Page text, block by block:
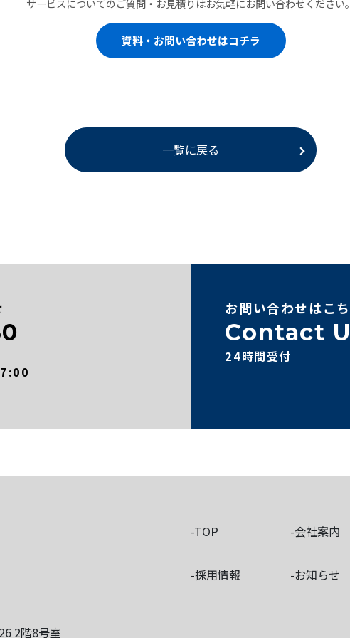
サービスについてのご質問・お見積りはお気軽にお問い合わせください
資料・お問い合わせはコチラ
一覧に戻る
お問い合わせはこ
Contact
24時間受付
2階8号室
TOP 会社案内
採用情報 お知らせ